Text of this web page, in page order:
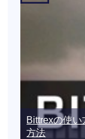
Bittrexの使
方法